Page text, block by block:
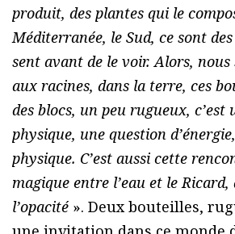
produit, des plantes qui le
Méditerranée, le Sud, ce sont
sent avant de le voir. Alors, nous
aux racines, dans la terre, ces
des blocs, un peu rugueux, c’est
physique, une question
physique. C’est aussi cette
magique entre l’eau et le Ricard,
l’opacité ». Deux bouteilles,